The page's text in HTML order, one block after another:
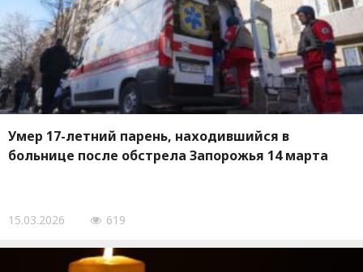
Умер 17-летний парень, находившийся в
больнице после обстрела Запорожья 14 марта
15.03.2026 619